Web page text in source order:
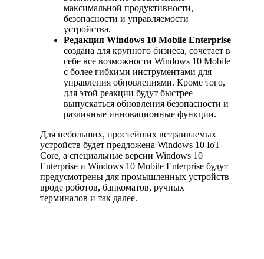
максимальной продуктивности,
безопасности и управляемости
устройства.
Редакция Windows 10 Mobile Enterprise
создана для крупного бизнеса, сочетает в
себе все возможности Windows 10 Mobile
с более гибкими инструментами для
управления обновлениями. Кроме того,
для этой реакции будут быстрее
выпускаться обновления безопасности и
различные инновационные функции.
Для небольших, простейших встраиваемых
устройств будет предложена Windows 10 IoT
Core, а специальные версии Windows 10
Enterprise и Windows 10 Mobile Enterprise будут
предусмотрены для промышленных устройств
вроде роботов, банкоматов, ручных
терминалов и так далее.